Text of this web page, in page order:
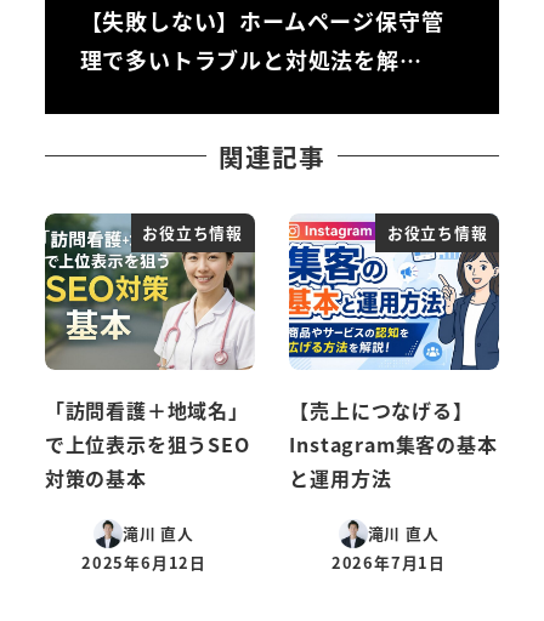
【失敗しない】ホームページ保守管
理で多いトラブルと対処法を解…
関連記事
お役立ち情報
「訪問看護＋地域名」
で上位表示を狙うSEO
対策の基本
滝川 直人
投稿日
2025年6月12日
お役立ち情報
【売上につなげる】
Instagram集客の基本
と運用方法
滝川 直人
投稿日
2026年7月1日